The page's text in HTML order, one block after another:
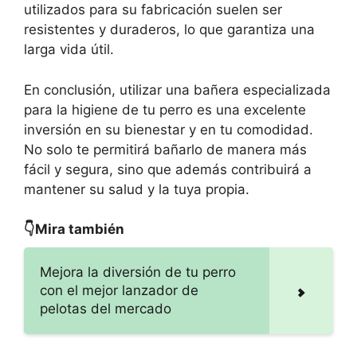
utilizados para su fabricación suelen ser
resistentes y duraderos, lo que garantiza una
larga vida útil.
En conclusión, utilizar una bañera especializada
para la higiene de tu perro es una excelente
inversión en su bienestar y en tu comodidad.
No solo te permitirá bañarlo de manera más
fácil y segura, sino que además contribuirá a
mantener su salud y la tuya propia.
👇Mira también
Mejora la diversión de tu perro
con el mejor lanzador de
pelotas del mercado